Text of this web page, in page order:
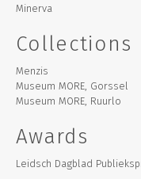
Minerva
Collections
Menzis
Museum MORE, Gorssel
Museum MORE, Ruurlo
Awards
Leidsch Dagblad